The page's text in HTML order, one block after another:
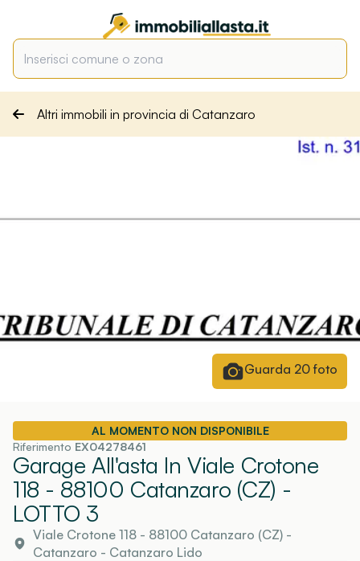
Altri immobili in provincia di Catanzaro
Guarda 20foto
AL MOMENTO NON DISPONIBILE
Riferimento EX04278461
Garage All'asta In Viale Crotone
118 - 88100 Catanzaro (CZ) -
LOTTO 3
Viale Crotone 118 - 88100 Catanzaro (CZ) -
Catanzaro - Catanzaro Lido